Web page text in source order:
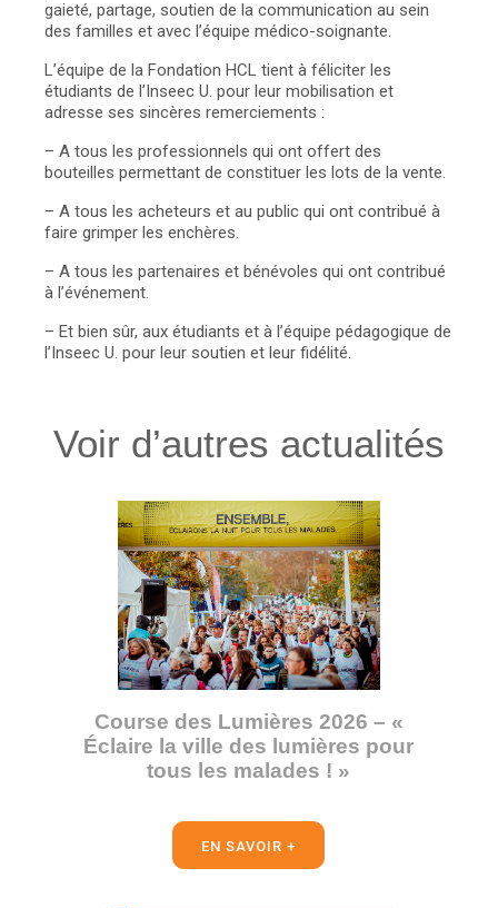
gaieté, partage, soutien de la communication au sein
des familles et avec l’équipe médico-soignante.
L’équipe de la Fondation HCL tient à féliciter les
étudiants de l’Inseec U. pour leur mobilisation et
adresse ses sincères remerciements :
– A tous les professionnels qui ont offert des
bouteilles permettant de constituer les lots de la vente.
– A tous les acheteurs et au public qui ont contribué à
faire grimper les enchères.
– A tous les partenaires et bénévoles qui ont contribué
à l’événement.
– Et bien sûr, aux étudiants et à l’équipe pédagogique de
l’Inseec U. pour leur soutien et leur fidélité.
Voir d’autres actualités
Course des Lumières 2026 – «
Éclaire la ville des lumières pour
tous les malades ! »
EN SAVOIR +